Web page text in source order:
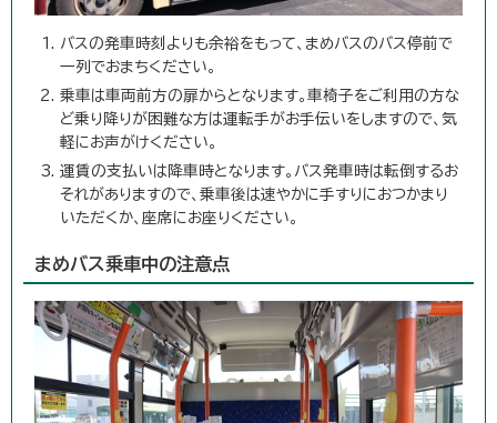
バスの発車時刻よりも余裕をもって、まめバスのバス停前で
一列でおまちください。
乗車は車両前方の扉からとなります。車椅子をご利用の方な
ど乗り降りが困難な方は運転手がお手伝いをしますので、気
軽にお声がけください。
運賃の支払いは降車時となります。バス発車時は転倒するお
それがありますので、乗車後は速やかに手すりにおつかまり
いただくか、座席にお座りください。
まめバス乗車中の注意点